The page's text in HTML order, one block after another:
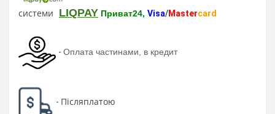
системи LIQPAY Приват24, Visa/Mastercard
- Оплата частинами, в кредит
- Післяплатою